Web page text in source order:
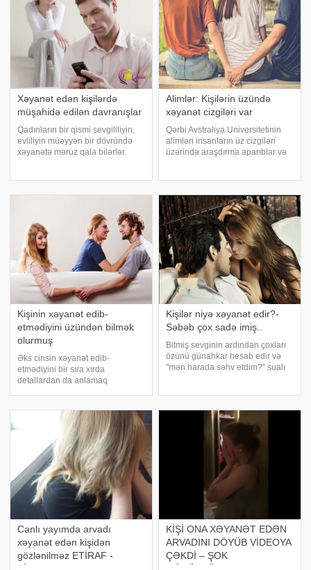
xəbər verir ki
Xəyanət edən kişilərdə
müşahidə edilən davranışlar
Qadınların bir qismi sevgililiyin,
evliliyin müəyyən bir dövründə
xəyanətə məruz qala bilərlər.
yaradıcısıdır. Xəyanətin olmasınd
Alimlər: Kişilərin üzündə
xəyanət cizgiləri var
Qərbi Avstraliya Universitetinin
alimləri insanların üz cizgiləri
üzərində araşdırma aparıblar və
haqqında yüksək ehtimallı təxmi
Kişinin xəyanət edib-
etmədiyini üzündən bilmək
olurmuş
Əks cinsin xəyanət edib-
etmədiyini bir sıra xırda
detallardan da anlamaq
demə, sadəcə, gözlərigözlərə
baxmaqla da xəyanəti görmək
olurmuş. xəbər verir ki, bu
araşdırman
Kişilər niyə xəyanət edir?-
Səbəb çox sadə imiş..
Bitmiş sevginin ardından çoxları
özünü günahkar hesab edir və
"mən harada səhv etdim?" sualı
bilmək lazımdır. . Yaxınlı
Canlı yayımda arvadı
xəyanət edən kişidən
gözlənilməz ETİRAF -
KİŞİ ONA XƏYANƏT EDƏN
ARVADINI DÖYÜB VİDEOYA
ÇƏKDİ – ŞOK